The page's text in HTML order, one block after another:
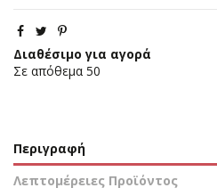
Διαθέσιμο για αγορά
Σε απόθεμα 50
Περιγραφή
Λεπτομέρειες Προϊόντος